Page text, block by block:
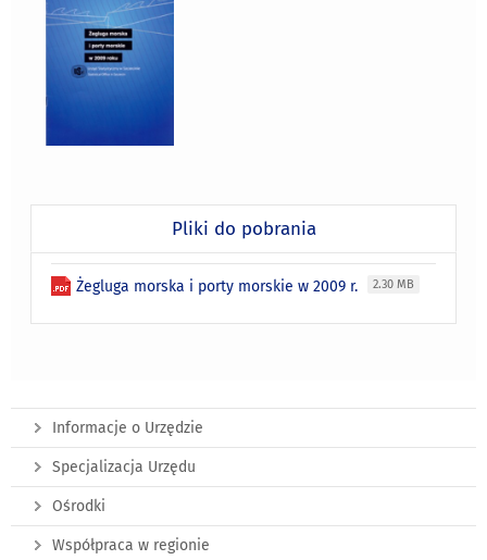
Pliki do pobrania
Żegluga morska i porty morskie w 2009 r. 2.30 MB
Informacje o Urzędzie
Specjalizacja Urzędu
Ośrodki
Współpraca w regionie